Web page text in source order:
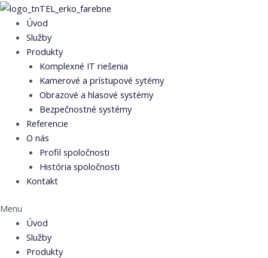
Preskočiť
obsah
Úvod
Služby
Produkty
Komplexné IT riešenia
Kamerové a prístupové sytémy
Obrazové a hlasové systémy
Bezpečnostné systémy
Referencie
O nás
Profil spoločnosti
História spoločnosti
Kontakt
Menu
Úvod
Služby
Produkty